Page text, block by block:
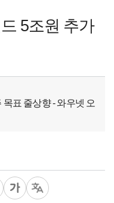
5조원 추가
표 줄상향 - 와우넷 오